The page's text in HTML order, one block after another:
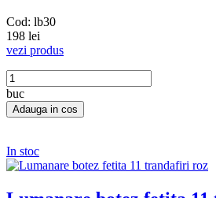
Cod: lb30
198 lei
vezi produs
buc
In stoc